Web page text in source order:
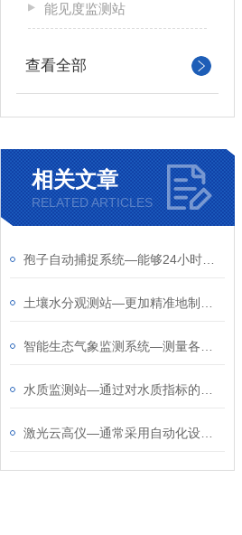
能见度监测站
查看全部
相关文章
RELATED ARTICLES